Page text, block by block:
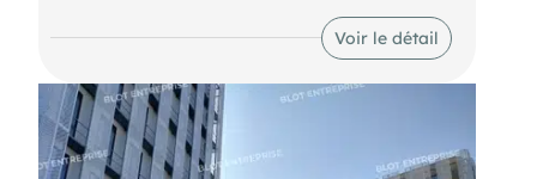
- Trois salles de réunions/open-spaces
- Une cuisine
- proximité métro ligne A
- lignes de bus
- Accès à la Gare TGV de Rennes en 3 arrêts
- Accès 4 voies sud très rapide. Points forts : 12
emplacements de stationnement dont 6 en sous-
Voir le détail